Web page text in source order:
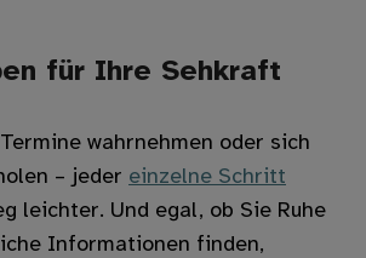
für Ihre Sehkraft
wahrnehmen oder sich
– jeder einzelne Schritt
leichter. Und egal, ob Sie Ruhe
Informationen finden,